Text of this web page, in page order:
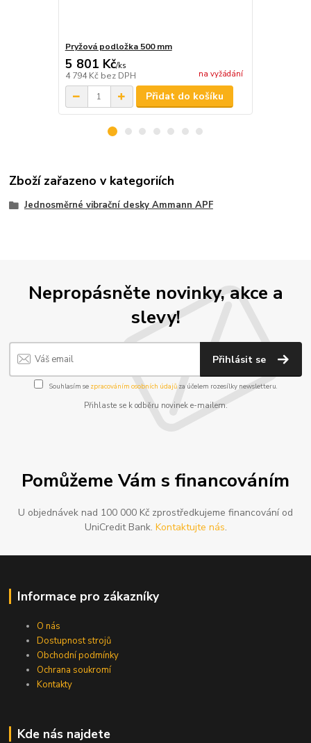
Pryžová podložka 500 mm
5 801 Kč/ks
4 794 Kč bez DPH na vyžádání
Přidat do košíku
Zboží zařazeno v kategoriích
Jednosměrné vibrační desky Ammann APF
Nepropásněte novinky, akce a
slevy!
Přihlásit se
Souhlasím se zpracováním osobních údajůza účelem rozesílky newsletteru.
Přihlaste se k odběru novinek e-mailem.
Pomůžeme Vám s financováním
U objednávek nad 100 000 Kč zprostředkujeme financování od
UniCredit Bank. Kontaktujte nás.
Informace pro zákazníky
O nás
Dostupnost strojů
Obchodní podmínky
Ochrana soukromí
Kontakty
Kde nás najdete